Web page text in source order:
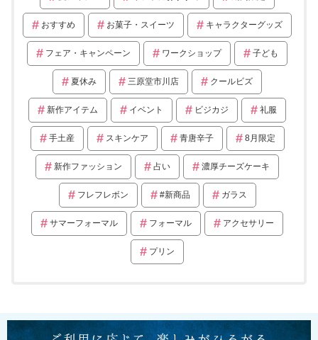
おすすめ お菓子・スイーツ キャラクターグッズ
フェア・キャンペーン ワークショップ 子ども
夏休み 三原堂市川店 クールビズ
新作アイテム イベント ビジカジ 礼服
手土産 スキンケア 青唐辛子 8月限定
新作ファッション 占い 濃厚チーズケーキ
フレフレボン #新商品 ガラス
サマーフォーマル フォーマル アクセサリー
プリン